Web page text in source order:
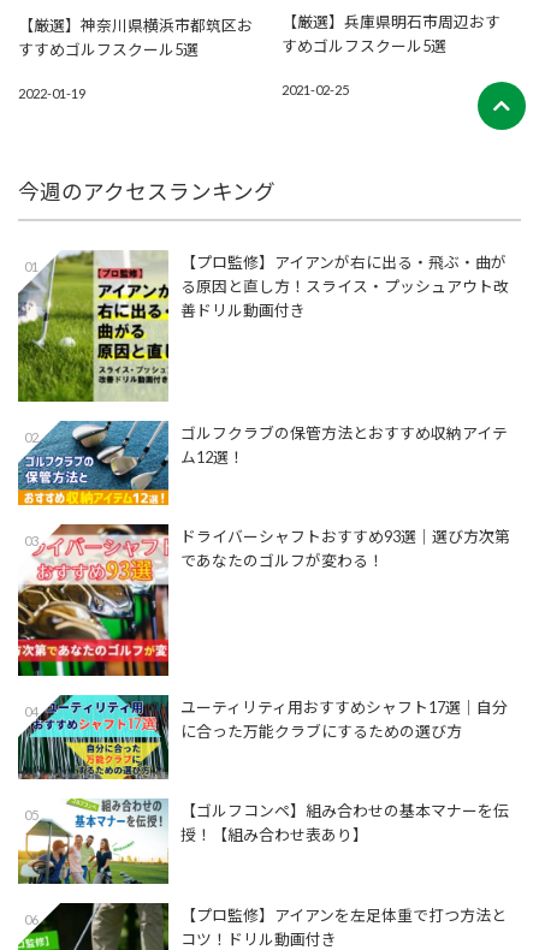
【厳選】神奈川県横浜市都筑区お
すすめゴルフスクール5選
2022-01-19
【厳選】兵庫県明石市周辺おす
すめゴルフスクール5選
2021-02-25
今週のアクセスランキング
01
【プロ監修】アイアンが右に出る・飛ぶ・曲が
る原因と直し方！スライス・プッシュアウト改
善ドリル動画付き
02
ゴルフクラブの保管方法とおすすめ収納アイテ
ム12選！
03
ドライバーシャフトおすすめ93選│選び方次第
であなたのゴルフが変わる！
04
ユーティリティ用おすすめシャフト17選│自分
に合った万能クラブにするための選び方
05
【ゴルフコンペ】組み合わせの基本マナーを伝
授！【組み合わせ表あり】
06
【プロ監修】アイアンを左足体重で打つ方法と
コツ！ドリル動画付き